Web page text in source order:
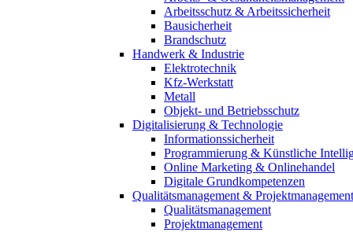
Arbeitsschutz & Arbeitssicherheit
Bausicherheit
Brandschutz
Handwerk & Industrie
Elektrotechnik
Kfz-Werkstatt
Metall
Objekt- und Betriebsschutz
Digitalisierung & Technologie
Informationssicherheit
Programmierung & Künstliche
Online Marketing & Onlinehandel
Digitale Grundkompetenzen
Qualitätsmanagement & Projektmanagement
Qualitätsmanagement
Projektmanagement